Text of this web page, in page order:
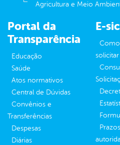
Agricultura e Meio
Portal da
Transparência
Educação
Saúde
Atos normativos
Central de Dúvidas
Convênios e
Transferências
Despesas
Diárias
E-sic
Como
solicitar